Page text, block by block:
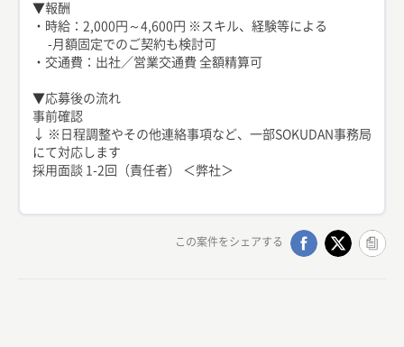
▼報酬
・時給：2,000円～4,600円 ※スキル、経験等による
-月額固定でのご契約も検討可
・交通費：出社／営業交通費 全額精算可
▼応募後の流れ
事前確認
↓ ※日程調整やその他連絡事項など、一部SOKUDAN事務局
にて対応します
採用面談 1-2回（責任者） ＜弊社＞
この案件をシェアする